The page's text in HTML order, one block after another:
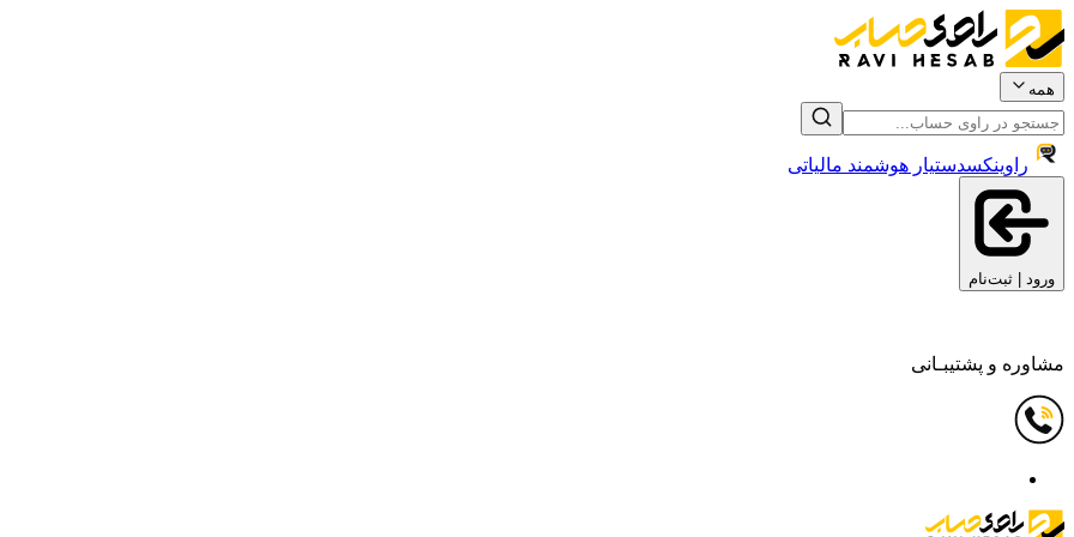
همه
راوینکسدستیار هوشمند مالیاتی
ورود | ثبت‌نام
مشاوره و پشتیبـانی